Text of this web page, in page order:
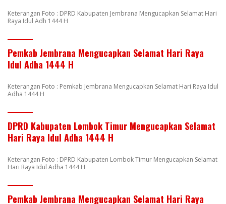
Keterangan Foto : DPRD Kabupaten Jembrana Mengucapkan Selamat Hari
Raya Idul Adh 1444 H
Pemkab Jembrana Mengucapkan Selamat Hari Raya
Idul Adha 1444 H
Keterangan Foto : Pemkab Jembrana Mengucapkan Selamat Hari Raya Idul
Adha 1444 H
DPRD Kabupaten Lombok Timur Mengucapkan Selamat
Hari Raya Idul Adha 1444 H
Keterangan Foto : DPRD Kabupaten Lombok Timur Mengucapkan Selamat
Hari Raya Idul Adha 1444 H
Pemkab Jembrana Mengucapkan Selamat Hari Raya